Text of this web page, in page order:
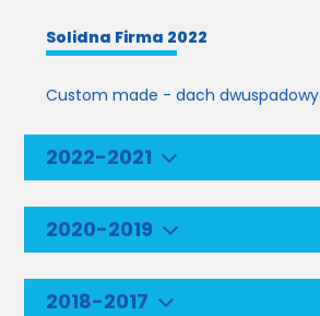
Solidna Firma 2022
Custom made - dach dwuspadowy
2022-2021
2020-2019
2018-2017